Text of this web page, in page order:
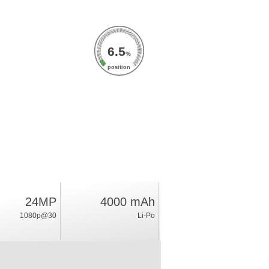
6.5%
position
24MP
1080p@30
4000 mAh
Li-Po